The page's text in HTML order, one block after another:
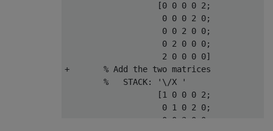
                   [0 0 0 0 2;
                    0 0 0 2 0;
                    0 0 2 0 0;
                    0 2 0 0 0;
                    2 0 0 0 0]
+       % Add the two matrices
        %   STACK: '\/X '
                   [1 0 0 0 2;
                    0 1 0 2 0;
                    0 0 3 0 0;